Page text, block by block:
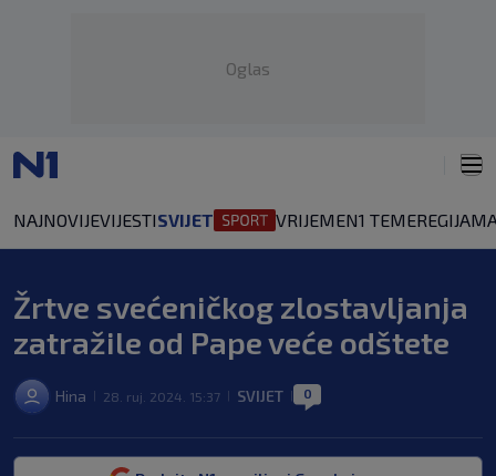
Oglas
NAJNOVIJEVIJESTISVIJET VRIJEMEN1 TEMEREGIJA
Žrtve svećeničkog zlostavljanja
zatražile od Pape veće odštete
Hina 28. ruj. 2024. 15:37 SVIJET 0